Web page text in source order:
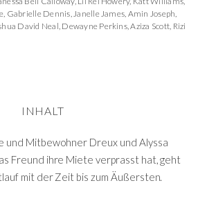
, Gabrielle Dennis,Janelle James, Amin Joseph,
David Neal, Dewayne Perkins,Aziza Scott, Rizi
INHALT
und Mitbewohner Dreux und Alyssa
Freund ihre Miete verprasst hat, geht
mit der Zeit bis zum Äußersten.